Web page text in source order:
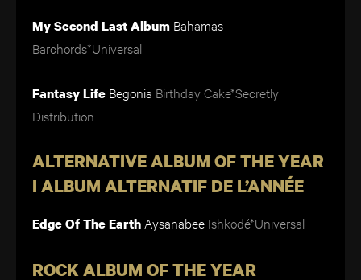
My Second Last Album Bahamas
Barchords*Universal
Fantasy Life Begonia Birthday Cake*Secretly
Distribution
ALTERNATIVE ALBUM OF THE YEAR
I ALBUM ALTERNATIF DE L’ANNÉE
Edge Of The Earth Aysanabee Ishkōdé*Universal
ROCK ALBUM OF THE YEAR